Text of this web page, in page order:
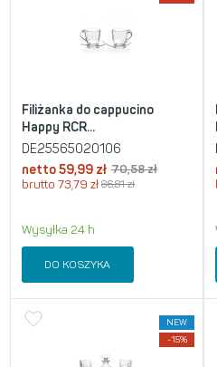
Filiżanka do cappucino
Happy RCR...
DE25565020106
netto59,99 zł 70,58zł
brutto 73,79 zł 86,81zł
Wysyłka 24 h
DO KOSZYKA
NEW
-15%